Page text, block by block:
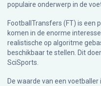
populaire onderwerp in de
FootballTransfers (FT) is
komen in de enorme
realistische op algoritme
beschikbaar te stellen. Dit
SciSports
De waarde van een